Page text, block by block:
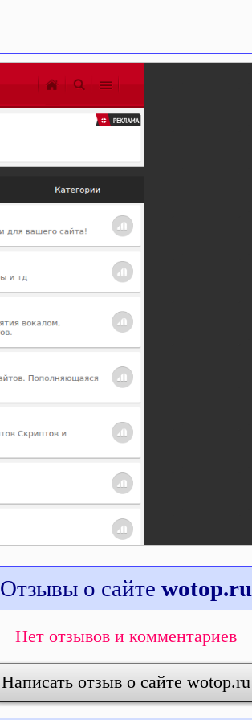
Отзывы о сайте wotop.ru
Нет отзывов и комментариев
Написать отзыв о сайте wotop.ru